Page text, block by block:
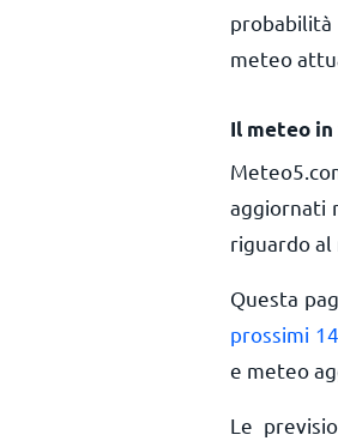
meteo
Il meteo in
aggiornati
riguardo al
Questa
prossimi
e meteo
Le